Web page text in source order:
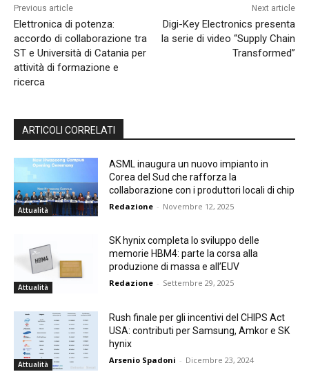
Previous article
Elettronica di potenza:
accordo di collaborazione tra
ST e Università di Catania per
attività di formazione e
ricerca
Next article
Digi-Key Electronics presenta
la serie di video “Supply Chain
Transformed”
ARTICOLI CORRELATI
Attualità
ASML inaugura un nuovo impianto in
Corea del Sud che rafforza la
collaborazione con i produttori locali di chip
Redazione - Novembre 12, 2025
Attualità
SK hynix completa lo sviluppo delle
memorie HBM4: parte la corsa alla
produzione di massa e all’EUV
Redazione - Settembre 29, 2025
Attualità
Rush finale per gli incentivi del CHIPS Act
USA: contributi per Samsung, Amkor e SK
hynix
Arsenio Spadoni - Dicembre 23, 2024